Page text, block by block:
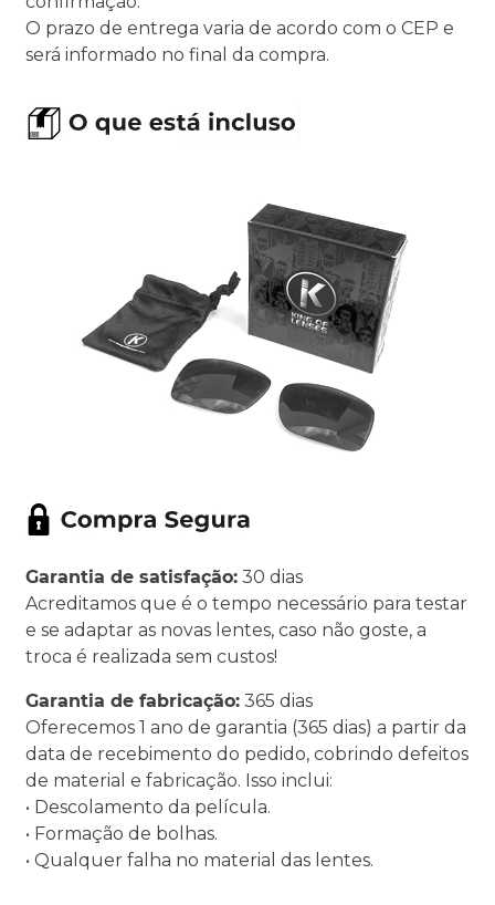
O prazo de entrega varia de acordo com o CEP e
será informado no final da compra.
Garantia de satisfação: 30 dias
Acreditamos que é o tempo necessário para testar
e se adaptar as novas lentes, caso não goste, a
troca é realizada sem custos!
Garantia de fabricação: 365 dias
Oferecemos 1 ano de garantia (365 dias) a partir da
data de recebimento do pedido, cobrindo defeitos
de material e fabricação. Isso inclui:
• Descolamento da película.
• Formação de bolhas.
• Qualquer falha no material das lentes.